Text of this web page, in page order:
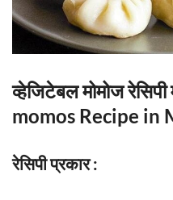
व्हेजिटेबल मोमोज
momos Recipe in
रेसिपी प्रकार :